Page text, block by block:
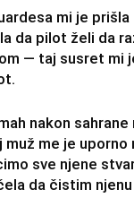
mi je
da pilot želi da
— taj susret mi
nakon
muž me je uporno
sve njene
da čistim njenu